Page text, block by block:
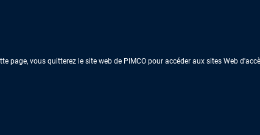
vous quitterez le site web de PIMCO pour accéder aux sites Web